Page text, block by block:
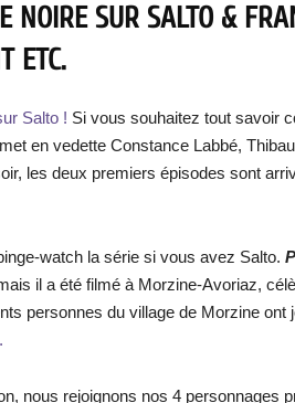
NOIRE SUR SALTO &
ETC.
Salto ! Si vous souhaitez tout savoir
met en vedette Constance Labbé,
les deux premiers épisodes sont
watch la série si vous avez Salto.
il a été filmé à Morzine-Avoriaz,
personnes du village de Morzine ont
nous rejoignons nos 4 personnages